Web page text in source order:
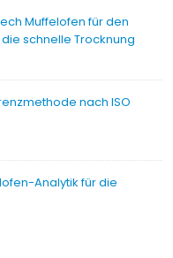
Muffelofen für den
schnelle Trocknung
nach ISO
Analytik für die